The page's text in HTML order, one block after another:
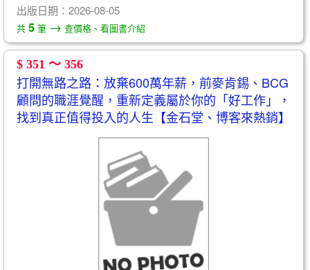
出版日期：2026-08-05
共 5 筆 → 查價格、看圖書介紹
$ 351 ～ 356
打開無路之路：放棄600萬年薪，前麥肯錫、BCG
顧問的職涯覺醒，重新定義屬於你的「好工作」，
找到真正值得投入的人生【金石堂、博客來熱銷】